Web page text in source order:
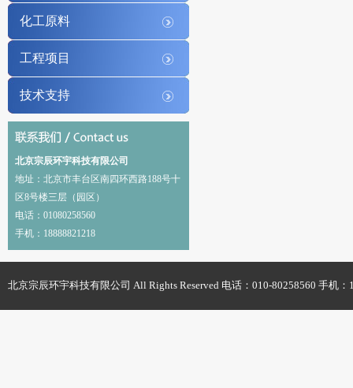
化工原料
工程项目
技术支持
北京宗辰环宇科技有限公司
地址：北京市丰台区南四环西路188号十
区8号楼三层（园区）
电话：01080258560
手机：18888821218
北京宗辰环宇科技有限公司 All Rights Reserved 电话：010-80258560 手机